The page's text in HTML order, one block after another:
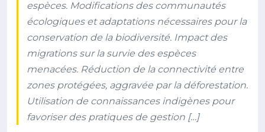
espèces. Modifications des communautés
écologiques et adaptations nécessaires pour la
conservation de la biodiversité. Impact des
migrations sur la survie des espèces
menacées. Réduction de la connectivité entre
zones protégées, aggravée par la déforestation.
Utilisation de connaissances indigènes pour
favoriser des pratiques de gestion […]